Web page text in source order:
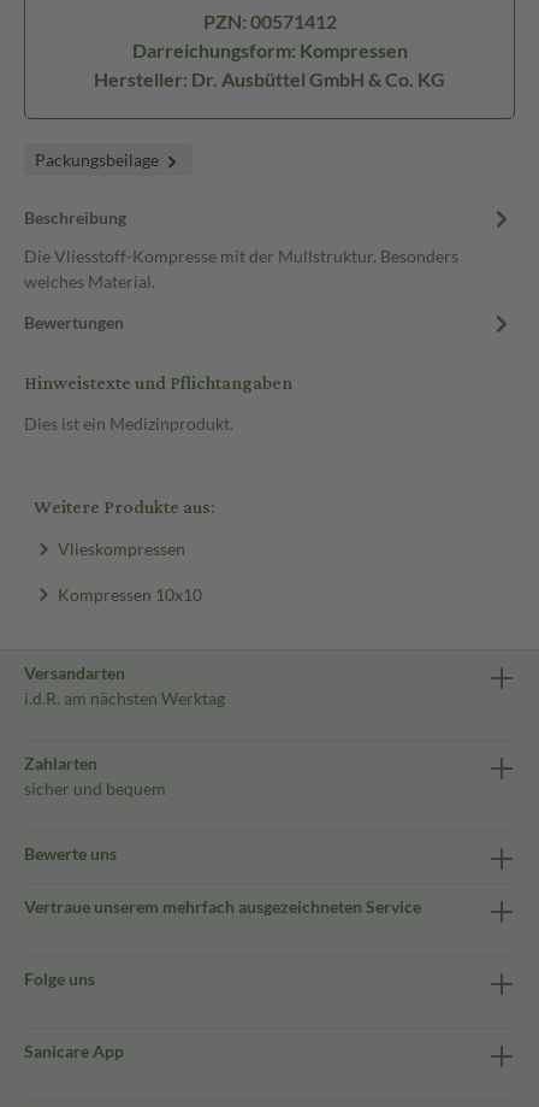
PZN: 00571412
Darreichungsform: Kompressen
Hersteller: Dr. Ausbüttel GmbH & Co. KG
Packungsbeilage
Beschreibung
Die Vliesstoff-Kompresse mit der Mullstruktur. Besonders
weiches Material.
Bewertungen
Hinweistexte und Pflichtangaben
Dies ist ein Medizinprodukt.
Weitere Produkte aus:
Vlieskompressen
Kompressen 10x10
Versandarten
i.d.R. am nächsten Werktag
Zahlarten
sicher und bequem
Bewerte uns
Vertraue unserem mehrfach ausgezeichneten Service
Folge uns
Sanicare App